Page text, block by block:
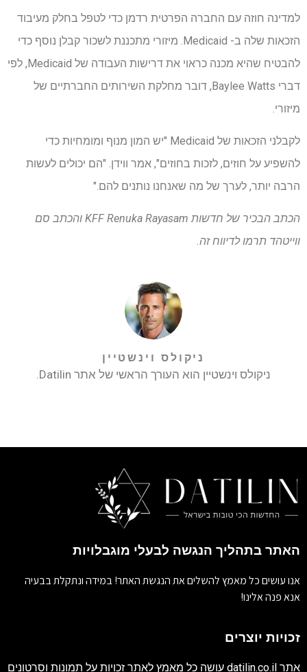
למדינה חוזה עם החברה הפרטית רדמן כדי לטפל בחלק מעיבוד
הזכאות שלה ב- Medicaid. מיזורי מתכננת לשכור קבלן נוסף כדי
להבטיח שהיא מכנה כראוי את דרישות העבודה של Medicaid, לפי
דברי Baylee Watts, דובר מחלקת השירותים החברתיים של
מיזורי.
לקבלני הזכאות של Medicaid "יש המון מנוף ומומחיות כדי
להשפיע על חוזים, לזכות בחוזים", אמר ווידן. "הם יכולים לעשות
הרבה יותר, לערך של מה שאנחנו נותנים להם."
הכתב הבכיר של חדשות KFF Renuka Rayasam והכתב סם
ווייטהד תרמו לדיווח זה.
ניקולס וינשטיין
ניקולס וינשטיין הוא העורך הראשי של אתר Datilin.
האתר בתהליך הנגשה לבעלי מוגבלויות
אנו עושים כל מאמץ להשלים את הנגשת האתר! במידה ונתקלת בבעיה
אנא פנה אלינו!
זכויות יוצרים
אתר datilin.co.il עושה כל מאמץ לאתר זכויות על תמונות וסרטונים